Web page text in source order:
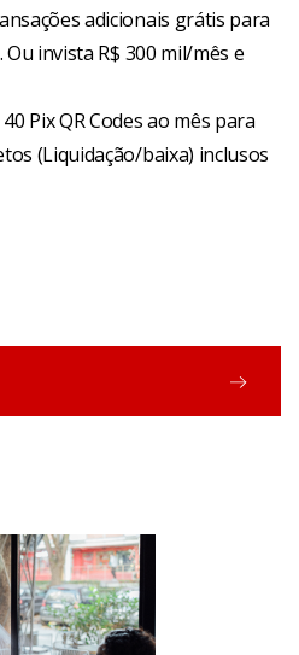
adicionais grátis para
invista R$ 300 mil/mês e
Pix QR Codes ao mês para
(Liquidação/baixa) inclusos